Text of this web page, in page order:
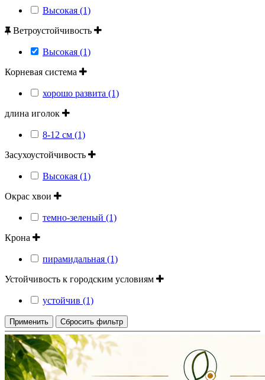
Высокая (1)
Ветроустойчивость
Высокая (1)
Корневая система
хорошо развита (1)
длина иголок
8-12 см (1)
Засухоустойчивость
Высокая (1)
Окрас хвои
темно-зеленый (1)
Крона
пирамидальная (1)
Устойчивость к городским условиям
устойчив (1)
Применить Сбросить фильтр